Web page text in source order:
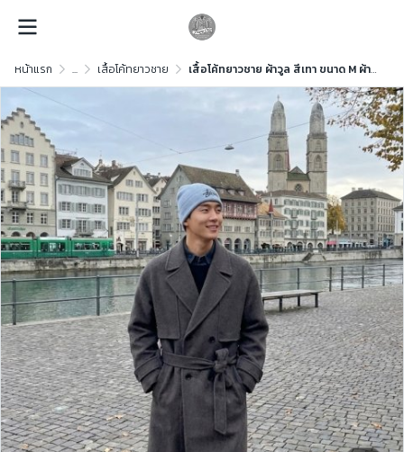
หน้าแรก ... เสื้อโค้ทยาวชาย เสื้อโค้ทยาวชาย ผ้าวูล สีเทา ขนาด M ผ้าวูล สีเทา ขนาด M